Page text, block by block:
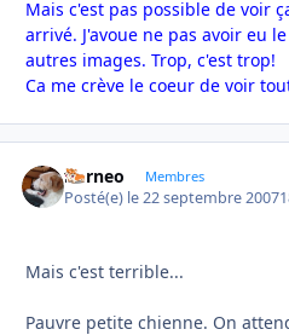
Mais c'est pas possible de voir
arrivé. J'avoue ne pas avoir eu
autres images. Trop, c'est trop!
Ca me crève le coeur de voir
borneo Membres
Posté(e) le 22 septembre 2007
Mais c'est terrible...
Pauvre petite chienne. On